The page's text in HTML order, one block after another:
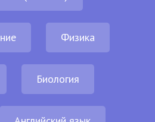
Физика
Биология